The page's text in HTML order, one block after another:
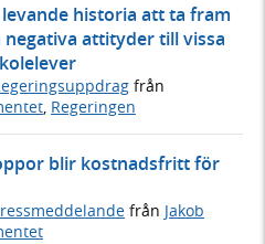
historia att ta fram
attityder till vissa
från
Regeringen
blir kostnadsfritt för
från Jakob